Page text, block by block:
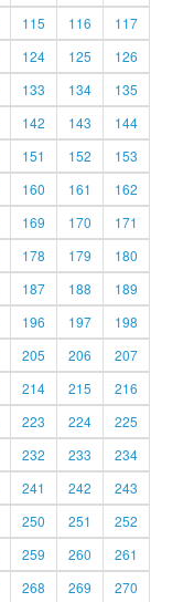
115 116
117
124 125
126
133 134
135
142 143
144
151 152
153
160 161
162
169 170
171
178 179
180
187 188
189
196 197
198
205 206
207
214 215
216
223 224
225
232 233
234
241 242
243
250 251
252
259 260
261
268 269
270